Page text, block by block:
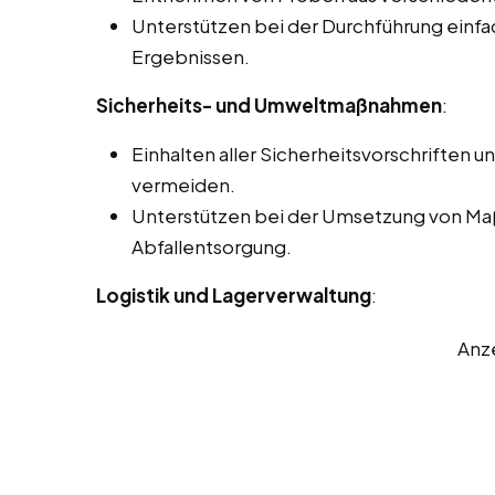
Unterstützen bei der Durchführung
Ergebnissen.
Sicherheits- und Umweltmaßnahmen:
Einhalten aller Sicherheitsvorschriften
vermeiden.
Unterstützen bei der Umsetzung von
Abfallentsorgung.
Logistik und Lagerverwaltung: